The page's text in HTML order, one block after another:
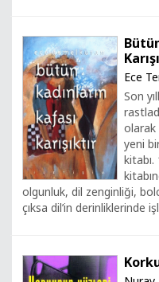
Ece
Son
olarak
yeni
olgunluk, dil zenginliği,
çıksa dil’in derinliklerinde